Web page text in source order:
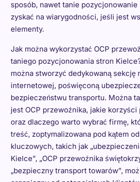
sposób, nawet tanie
zyskać na wiarygodności, jeśli jest
elementy.
Jak można wykorzystać OCP
taniego pozycjonowania stron
można stworzyć dedykowaną sekcję
internetowej, poświęconą
bezpieczeństwu transportu. Można
jest OCP przewoźnika, jakie
oraz dlaczego warto wybrać firmę,
treść, zoptymalizowana pod kątem
kluczowych, takich jak
Kielce”, „OCP przewoźnika
„bezpieczny transport towarów”,